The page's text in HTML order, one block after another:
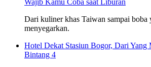
Wajib Kamu Coba saat Liburan
Dari kuliner khas Taiwan sampai boba
menyegarkan.
Hotel Dekat Stasiun Bogor, Dari Yang
Bintang 4